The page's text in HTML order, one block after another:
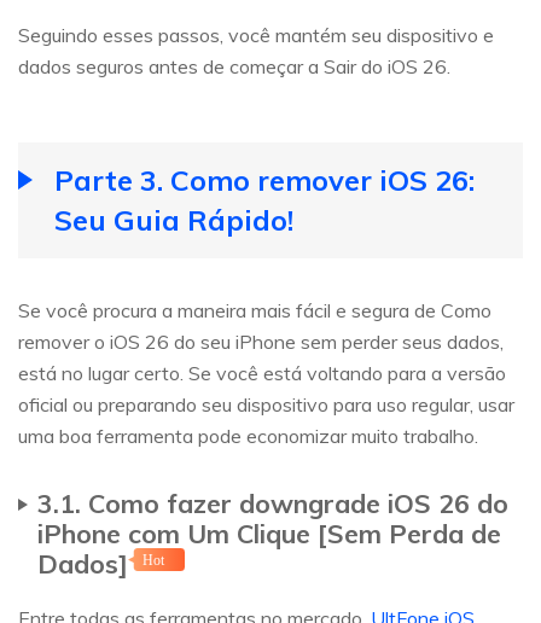
Seguindo esses passos, você mantém seu dispositivo e
dados seguros antes de começar a Sair do iOS 26.
Parte 3. Como remover iOS 26:
Seu Guia Rápido!
Se você procura a maneira mais fácil e segura de Como
remover o iOS 26 do seu iPhone sem perder seus dados,
está no lugar certo. Se você está voltando para a versão
oficial ou preparando seu dispositivo para uso regular, usar
uma boa ferramenta pode economizar muito trabalho.
3.1. Como fazer downgrade iOS 26 do
iPhone com Um Clique [Sem Perda de
Dados]
Hot